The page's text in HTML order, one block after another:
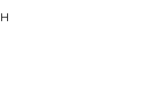
mit wenig Stromverbrauch
Ladeleistung von bis zu 15
vor hohen Temperaturen
Es erkennt
stören und wurde auf